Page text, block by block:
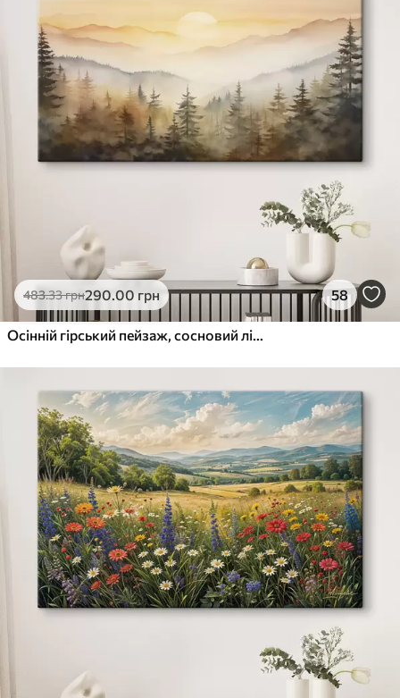
483.33грн290.00 грн 58
Осінній гірський пейзаж, сосновий ліс, захід сонця, акварель